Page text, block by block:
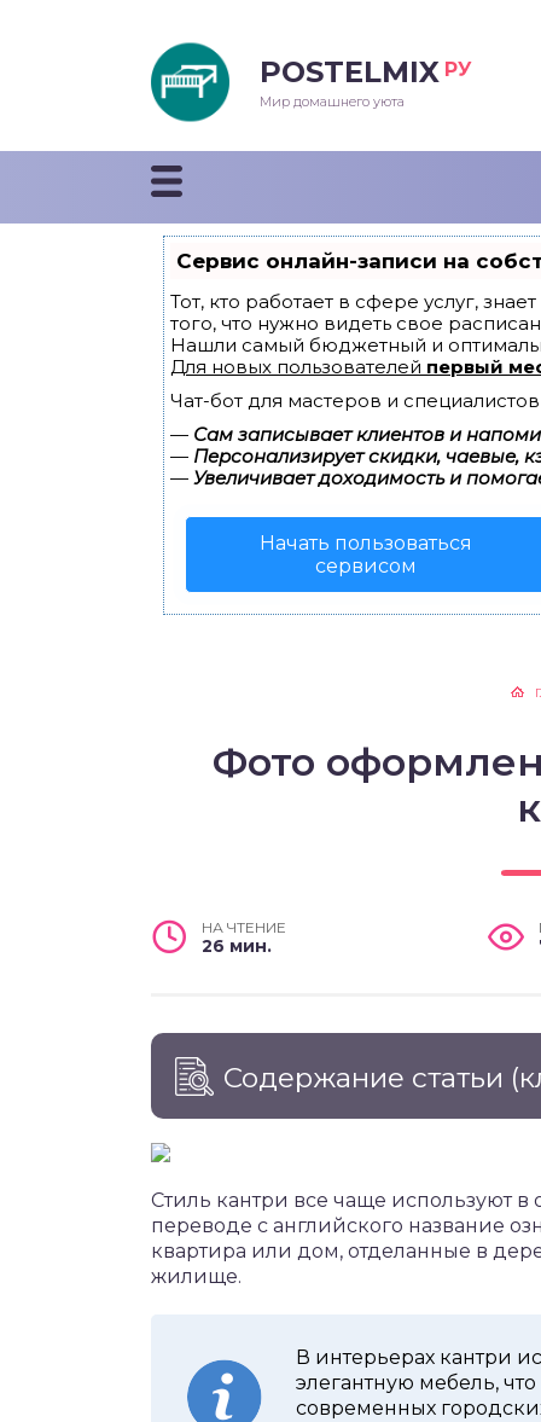
POSTELMIX РУ
Мир домашнего уюта
Сервис онлайн-записи на
Тот, кто работает в сфере услуг,
того, что нужно видеть свое
Нашли самый бюджетный и
Для новых пользователей первый
Чат-бот для мастеров и
— Сам записывает клиентов и
— Персонализирует скидки, чаевые,
— Увеличивает доходимость и
Начать пользоваться
сервисом
Фото
НА ЧТЕНИЕ
26 мин.
Содержание статьи
Стиль кантри все чаще используют
переводе с английского название
квартира или дом, отделанные в
жилище.
В интерьерах кантри
элегантную мебель,
современных